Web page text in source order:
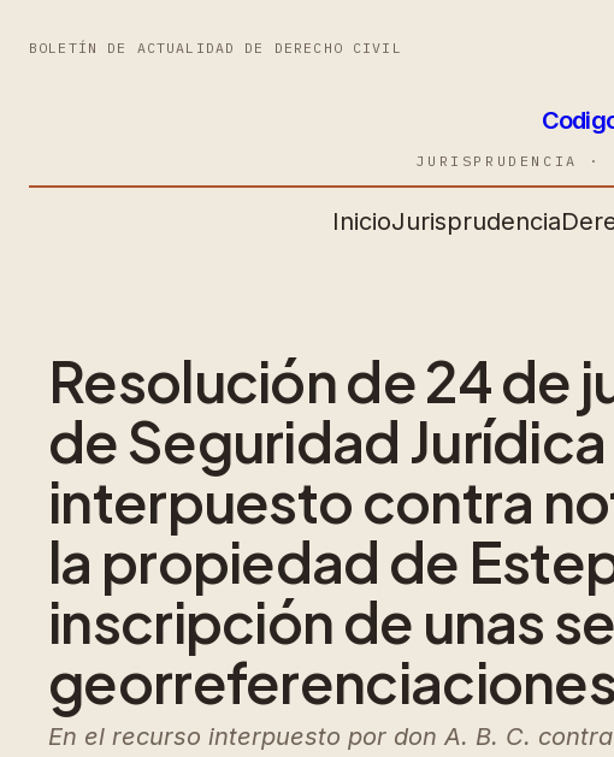
BOLETÍN DE ACTUALIDAD DE DERECHO CIVIL
JURISPRUDENCIA ·
InicioJurisprudencia
Resolución de 24 de
de Seguridad
interpuesto contra
la propiedad de
inscripción de unas
En el recurso interpuesto por don A. B. C.